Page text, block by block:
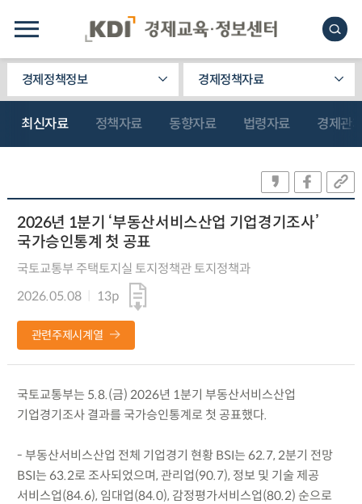
경제정책정보 경제정책자료
최신자료 정책자료 동향자료 법령자료 경제관
2026년 1분기 ‘부동산서비스산업 기업경기조사’
국가승인통계 첫 공표
국토교통부 주택토지실 토지정책관 토지정책과
2026.05.08
13p
관련주제시계열
국토교통부는 5.8.(금) 2026년 1분기 부동산서비스산업
기업경기조사 결과를 국가승인통계로 첫 공표했다.
- 부동산서비스산업 전체 기업경기 현황 BSI는 62.7, 2분기 전망
BSI는 63.2로 조사되었으며, 관리업(90.7), 정보 및 기술 제공
서비스업(84.6), 임대업(84.0), 감정평가서비스업(80.2) 순으로